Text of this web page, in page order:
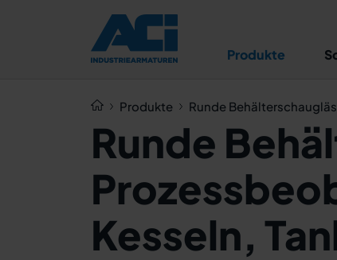
Produkte
Produkte Runde
Runde
Kesseln,